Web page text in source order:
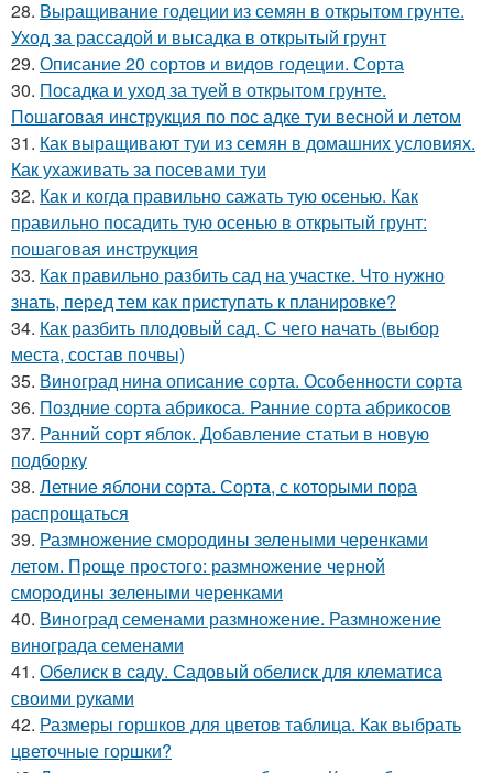
28. Выращивание годеции из семян в открытом грунте.
Уход за рассадой и высадка в открытый грунт
29. Описание 20 сортов и видов годеции. Сорта
30. Посадка и уход за туей в открытом грунте.
Пошаговая инструкция по пос адке туи весной и летом
31. Как выращивают туи из семян в домашних условиях.
Как ухаживать за посевами туи
32. Как и когда правильно сажать тую осенью. Как
правильно посадить тую осенью в открытый грунт:
пошаговая инструкция
33. Как правильно разбить сад на участке. Что нужно
знать, перед тем как приступать к планировке?
34. Как разбить плодовый сад. С чего начать (выбор
места, состав почвы)
35. Виноград нина описание сорта. Особенности сорта
36. Поздние сорта абрикоса. Ранние сорта абрикосов
37. Ранний сорт яблок. Добавление статьи в новую
подборку
38. Летние яблони сорта. Сорта, с которыми пора
распрощаться
39. Размножение смородины зелеными черенками
летом. Проще простого: размножение черной
смородины зелеными черенками
40. Виноград семенами размножение. Размножение
винограда семенами
41. Обелиск в саду. Садовый обелиск для клематиса
своими руками
42. Размеры горшков для цветов таблица. Как выбрать
цветочные горшки?